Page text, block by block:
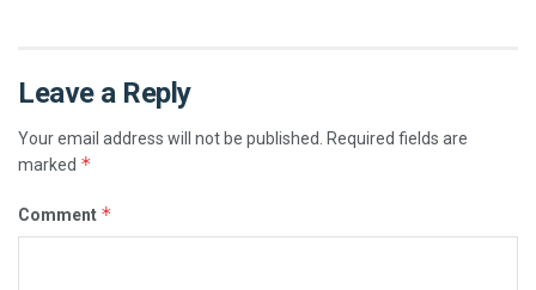
Leave a Reply
Your email address will not be published.
Required fields are
marked *
Comment *